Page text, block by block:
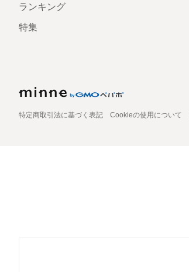
ランキング
特集
特定商取引法に基づく表記 Cookieの使用について